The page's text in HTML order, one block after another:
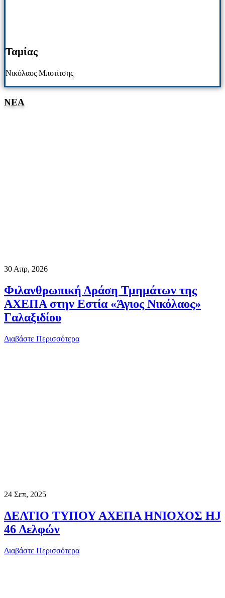
Ταμίας
Νικόλαος Μποτίτσης
NΕΑ
30 Απρ, 2026
Φιλανθρωπική Δράση Τμημάτων της
ΑΧΕΠΑ στην Εστία «Άγιος Νικόλαος»
Γαλαξιδίου
Διαβάστε Περισσότερα
24 Σεπ, 2025
ΔΕΛΤΙΟ ΤΥΠΟΥ ΑΧΕΠΑ ΗΝΙΟΧΟΣ HJ
46 Δελφών
Διαβάστε Περισσότερα